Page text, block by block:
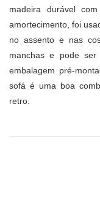
madeira durável
amortecimento, foi
no assento e nas
manchas e pode
embalagem pré-
sofá é uma boa
retro.